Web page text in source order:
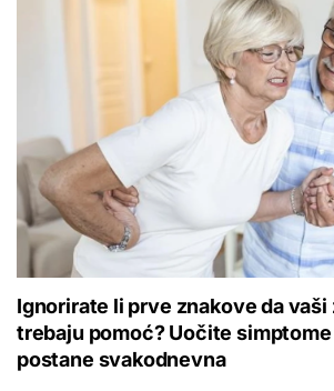
Ignorirate li prve znakove da vaši
trebaju pomoć? Uočite
postane svakodnevna